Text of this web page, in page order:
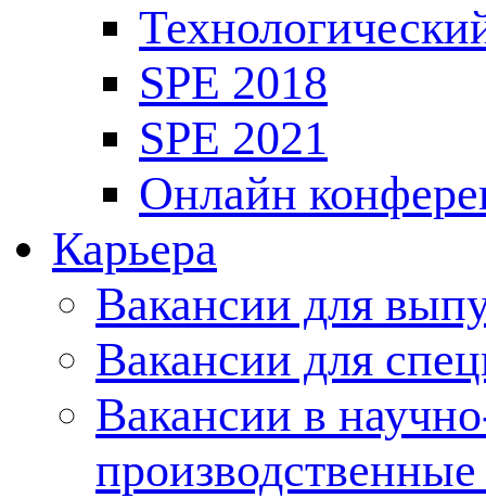
SPE 2018
SPE 2021
Онлайн
Карьера
Вакансии для
Вакансии для
Вакансии в